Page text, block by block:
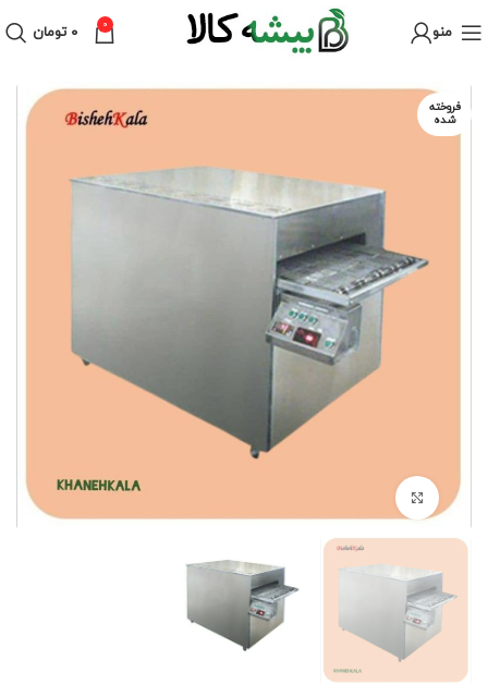
منو 0 ۰ تومان
فروخته
شده